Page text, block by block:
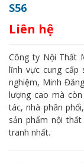
S56
Liên hệ
Công ty Nội Thất
lĩnh vực cung cấp
nghiệm, Minh
lượng cao mà
tác, nhà phân
sản phẩm nội
tranh nhất.